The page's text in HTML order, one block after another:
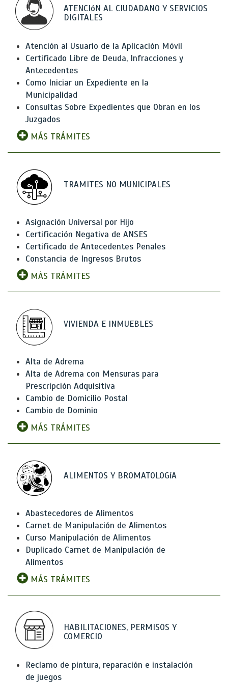
ATENCIóN AL CIUDADANO Y SERVICIOS
DIGITALES
Atención al Usuario de la Aplicación Móvil
Certificado Libre de Deuda, Infracciones y
Antecedentes
Como Iniciar un Expediente en la
Municipalidad
Consultas Sobre Expedientes que Obran en los
Juzgados
MÁS TRÁMITES
TRAMITES NO MUNICIPALES
Asignación Universal por Hijo
Certificación Negativa de ANSES
Certificado de Antecedentes Penales
Constancia de Ingresos Brutos
MÁS TRÁMITES
VIVIENDA E INMUEBLES
Alta de Adrema
Alta de Adrema con Mensuras para
Prescripción Adquisitiva
Cambio de Domicilio Postal
Cambio de Dominio
MÁS TRÁMITES
ALIMENTOS Y BROMATOLOGíA
Abastecedores de Alimentos
Carnet de Manipulación de Alimentos
Curso Manipulación de Alimentos
Duplicado Carnet de Manipulación de
Alimentos
MÁS TRÁMITES
HABILITACIONES, PERMISOS Y
COMERCIO
Reclamo de pintura, reparación e instalación
de juegos